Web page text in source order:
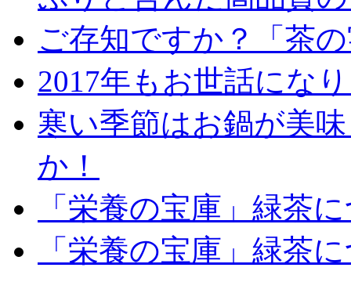
ご存知ですか？「茶
2017年もお世話にな
寒い季節はお鍋が美
か！
「栄養の宝庫」緑茶
「栄養の宝庫」緑茶